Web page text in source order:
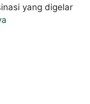
yang digelar